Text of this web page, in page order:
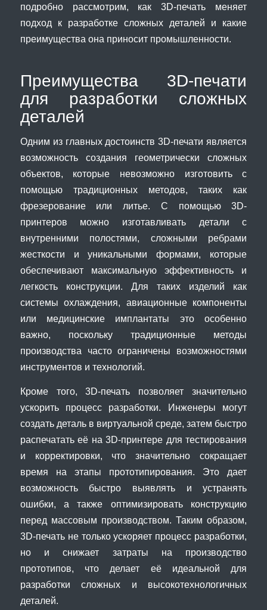
подробно рассмотрим, как 3D-печать меняет
подход к разработке сложных деталей и какие
преимущества она приносит промышленности.
Преимущества 3D-печати
для разработки сложных
деталей
Одним из главных достоинств 3D-печати является
возможность создания геометрически сложных
объектов, которые невозможно изготовить с
помощью традиционных методов, таких как
фрезерование или литье. С помощью 3D-
принтеров можно изготавливать детали с
внутренними полостями, сложными ребрами
жесткости и уникальными формами, которые
обеспечивают максимальную эффективность и
легкость конструкции. Для таких изделий как
системы охлаждения, авиационные компоненты
или медицинские имплантаты это особенно
важно, поскольку традиционные методы
производства часто ограничены возможностями
инструментов и технологий.
Кроме того, 3D-печать позволяет значительно
ускорить процесс разработки. Инженеры могут
создать деталь в виртуальной среде, затем быстро
распечатать её на 3D-принтере для тестирования
и корректировки, что значительно сокращает
время на этапы прототипирования. Это дает
возможность быстро выявлять и устранять
ошибки, а также оптимизировать конструкцию
перед массовым производством. Таким образом,
3D-печать не только ускоряет процесс разработки,
но и снижает затраты на производство
прототипов, что делает её идеальной для
разработки сложных и высокотехнологичных
деталей.